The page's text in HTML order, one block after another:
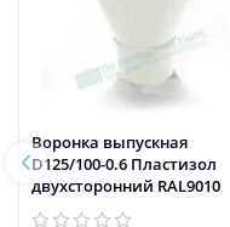
Воронка выпускная
D125/100-0.6 Пластизол
двухсторонний RAL9010